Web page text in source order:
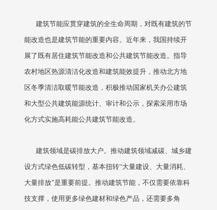
建筑节能应贯穿建筑的全生命周期，对既有建筑的节
能改造也是建筑节能的重要内容。近年来，我国持续开
展了既有居住建筑节能改造和公共建筑节能改造。指导
农村地区热源清洁化改造和建筑能效提升，推动北方地
区冬季清洁取暖节能改造，积极推动国家机关办公建筑
和大型公共建筑能源统计、审计和公示，探索采用市场
化方式实施高耗能公共建筑节能改造。
建筑领域是碳排放大户。推动建筑领域减碳、城乡建
设方式绿色低碳转型，基本扭转“大量建设、大量消耗、
大量排放”是重要前提。推动建筑节能，不仅需要依靠科
技支撑，使用更多绿色建材和绿色产品，还需要多角